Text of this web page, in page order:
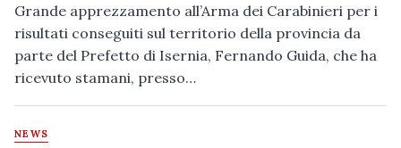
Grande apprezzamento all’Arma dei Carabinieri per i
risultati conseguiti sul territorio della provincia da
parte del Prefetto di Isernia, Fernando Guida, che ha
ricevuto stamani, presso…
NEWS